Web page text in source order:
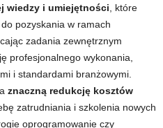
wiedzy i umiejętności , które
pozyskania w ramach
zadania zewnętrznym
profesjonalnego wykonania,
i standardami branżowymi.
znaczną redukcję kosztów
zatrudniania i szkolenia nowych
oprogramowanie czy